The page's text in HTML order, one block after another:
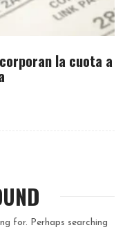
la cuota a
for. Perhaps searching